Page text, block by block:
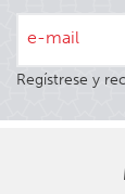
e-mail
Regístrese y